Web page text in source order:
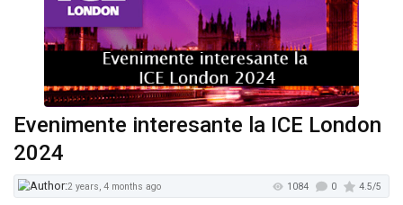
Evenimente interesante la ICE London
2024